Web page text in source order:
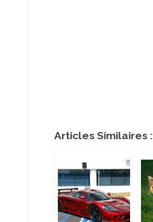
Articles Similaires :